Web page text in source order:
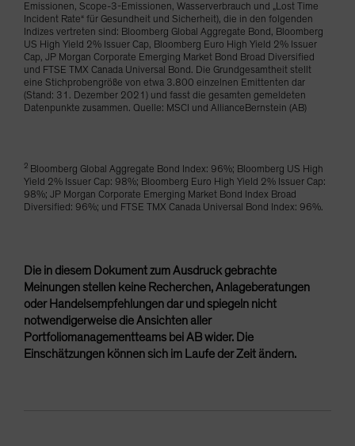
Emissionen, Scope-3-Emissionen, Wasserverbrauch und „Lost Time
Incident Rate“ für Gesundheit und Sicherheit), die in den folgenden
Indizes vertreten sind: Bloomberg Global Aggregate Bond, Bloomberg
US High Yield 2% Issuer Cap, Bloomberg Euro High Yield 2% Issuer
Cap, JP Morgan Corporate Emerging Market Bond Broad Diversified
und FTSE TMX Canada Universal Bond. Die Grundgesamtheit stellt
eine Stichprobengröße von etwa 3.800 einzelnen Emittenten dar
(Stand: 31. Dezember 2021) und fasst die gesamten gemeldeten
Datenpunkte zusammen. Quelle: MSCI und AllianceBernstein (AB)
2 Bloomberg Global Aggregate Bond Index: 96%; Bloomberg US High
Yield 2% Issuer Cap: 98%; Bloomberg Euro High Yield 2% Issuer Cap:
98%; JP Morgan Corporate Emerging Market Bond Index Broad
Diversified: 96%; und FTSE TMX Canada Universal Bond Index: 96%.
Die in diesem Dokument zum Ausdruck gebrachte
Meinungen stellen keine Recherchen, Anlageberatungen
oder Handelsempfehlungen dar und spiegeln nicht
notwendigerweise die Ansichten aller
Portfoliomanagementteams bei AB wider. Die
Einschätzungen können sich im Laufe der Zeit ändern.